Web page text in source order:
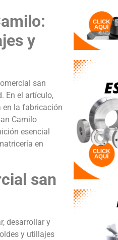
y
san
En el artículo,
en la fabricación
Camilo
esencial
en
san
desarrollar y
y utillajes